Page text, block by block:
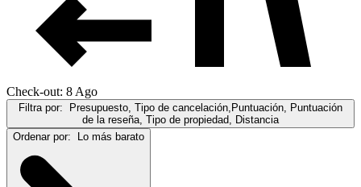
Check-out: 8 Ago
Filtra por: Presupuesto, Tipo de cancelación,Puntuación, Puntuación
de la reseña, Tipo de propiedad, Distancia
Ordenar por: Lo más barato